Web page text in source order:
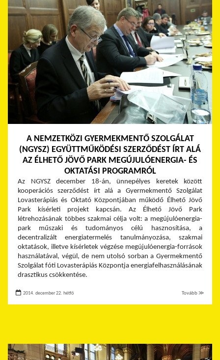
A NEMZETKÖZI GYERMEKMENTŐ SZOLGÁLAT
(NGYSZ) EGYÜTTMŰKÖDÉSI SZERZŐDÉST ÍRT ALÁ
AZ ÉLHETŐ JÖVŐ PARK MEGÚJULÓENERGIA- ÉS
OKTATÁSI PROGRAMRÓL
Az NGYSZ december 18-án, ünnepélyes keretek között
kooperációs szerződést írt alá a Gyermekmentő Szolgálat
Lovasterápiás és Oktató Központjában működő Élhető Jövő
Park kísérleti projekt kapcsán. Az Élhető Jövő Park
létrehozásának többes szakmai célja volt: a megújulóenergia-
park műszaki és tudományos célú hasznosítása, a
decentralizált energiatermelés tanulmányozása, szakmai
oktatások, illetve kísérletek végzése megújulóenergia-források
használatával, végül, de nem utolsó sorban a Gyermekmentő
Szolgálat fóti Lovasterápiás Központja energiafelhasználásának
drasztikus csökkentése.
2014. december 22. hétfő Tovább ≫